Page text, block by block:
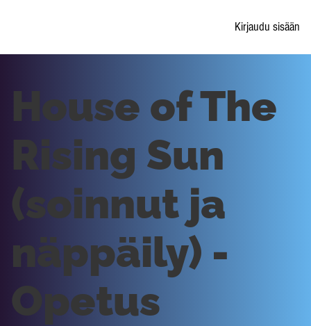
Kirjaudu sisään
House of The
Rising Sun
(soinnut ja
näppäily) -
Opetus